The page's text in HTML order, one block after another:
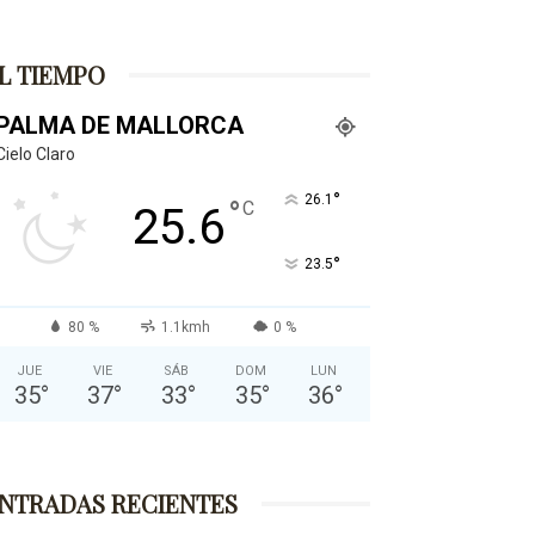
TIEMPO
DE MALLORCA
Claro
25.6°C 26.1 °
23.5°
80 % 1.1kmh 0 %
JUE
35°
VIE
37°
SÁB
33°
DOM
35°
LUN
36°
RECIENTES